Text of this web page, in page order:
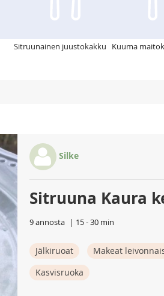
Sitruunainen juustokakku Kuuma
Silke
Sitruuna Kaura
9 annosta 15 - 30 min
Jälkiruoat Makeat
Kasvisruoka